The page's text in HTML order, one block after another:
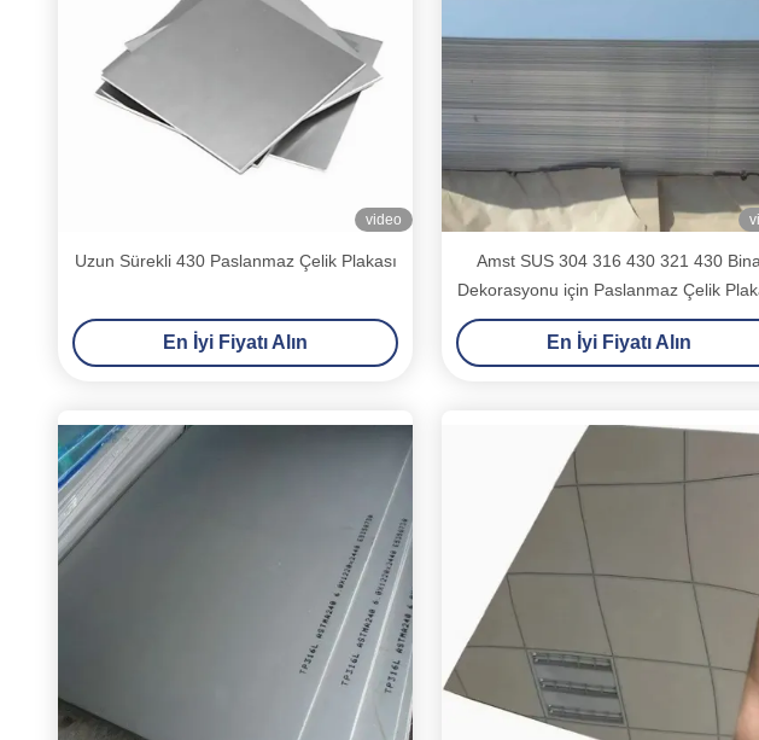
video
Uzun Sürekli 430 Paslanmaz Çelik Plakası
En İyi Fiyatı Alın
Amst SUS 304 316 430 321 430 Bina
Dekorasyonu için Paslanmaz Çelik
En İyi Fiyatı Alın